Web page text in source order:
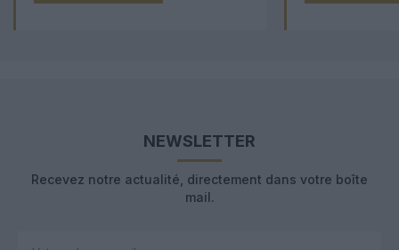
NEWSLETTER
Recevez notre actualité, directement dans votre boîte
mail.